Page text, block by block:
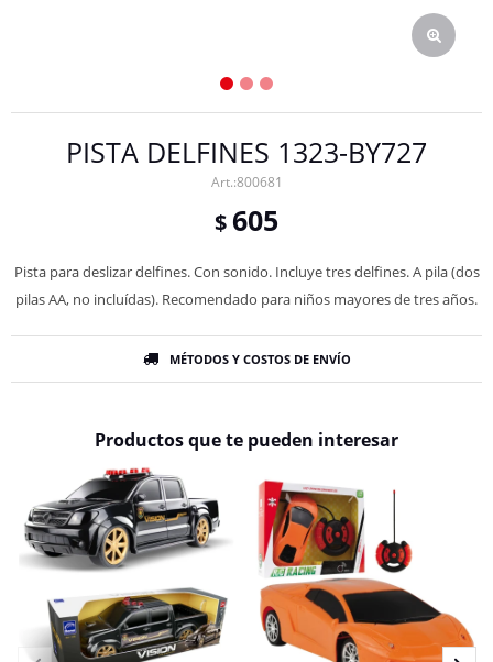
PISTA DELFINES 1323-BY727
800681
$605
Pista para deslizar delfines. Con sonido. Incluye tres delfines. A pila (dos
pilas AA, no incluídas). Recomendado para niños mayores de tres años.
MÉTODOS Y COSTOS DE ENVÍO
Productos que te pueden interesar